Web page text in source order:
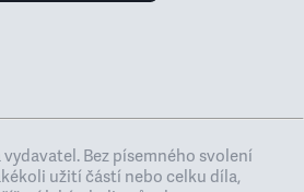
Bez písemného svolení
užití částí nebo celku díla,